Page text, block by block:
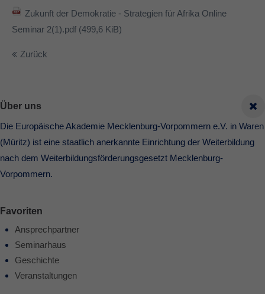
Zukunft der Demokratie - Strategien für Afrika Online
Seminar 2(1).pdf (499,6 KiB)
Zurück
Über uns
Die Europäische Akademie Mecklenburg-Vorpommern e.V. in Waren
(Müritz) ist eine staatlich anerkannte Einrichtung der Weiterbildung
nach dem Weiterbildungsförderungsgesetzt Mecklenburg-
Vorpommern.
Favoriten
Ansprechpartner
Seminarhaus
Geschichte
Veranstaltungen